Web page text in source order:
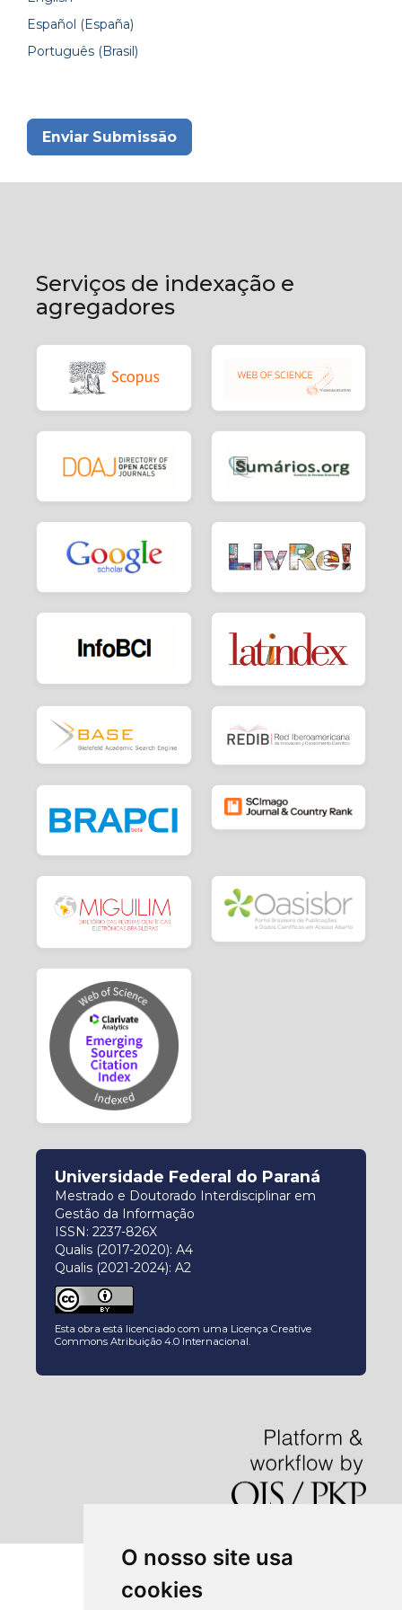
O nosso site usa
cookies
Español (España)
Português (Brasil)
Enviar Submissão
Serviços de indexação e
agregadores
Universidade Federal do Paraná
Mestrado e Doutorado Interdisciplinar em
Gestão da Informação
ISSN: 2237-826X
Qualis (2017-2020): A4
Qualis (2021-2024): A2
Esta obra está licenciado com uma Licença Creative
Commons Atribuição 4.0 Internacional.